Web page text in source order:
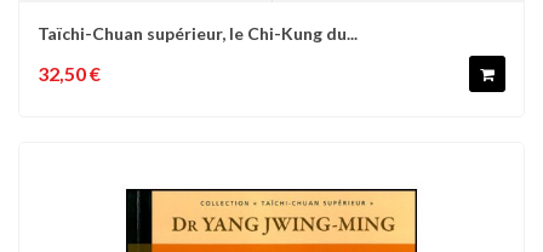
Taïchi-Chuan supérieur, le Chi-Kung du...
32,50 €